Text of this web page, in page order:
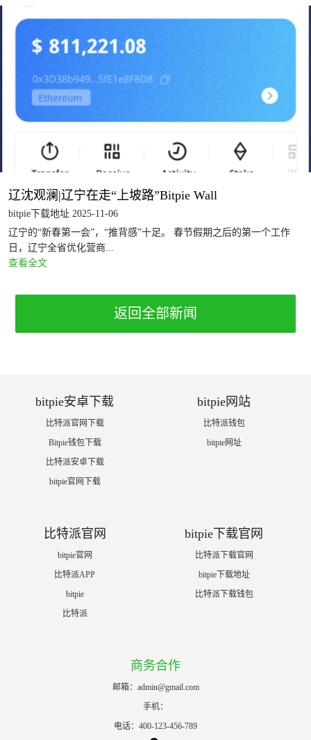
辽沈观澜|辽宁在走“上坡路”Bitpie Wall
bitpie下载地址 2025-11-06
辽宁的“新春第一会”，“推背感”十足。 春节假期之后的第一个工作
日，辽宁全省优化营商...
查看全文
返回全部新闻
bitpie安卓下载
比特派官网下载
Bitpie钱包下载
比特派安卓下载
bitpie官网下载
bitpie网站
比特派钱包
bitpie网址
比特派官网
bitpie官网
比特派APP
bitpie
比特派
bitpie下载官网
比特派下载官网
bitpie下载地址
比特派下载钱包
商务合作
邮箱： admin@gmail.com
手机：
电话：400-123-456-789